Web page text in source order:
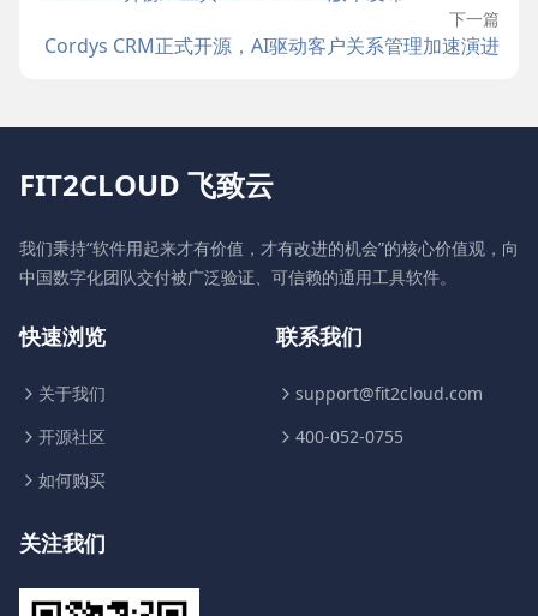
下一篇
Cordys CRM正式开源，AI驱动客户关系管理加速演进
FIT2CLOUD 飞致云
我们秉持“软件用起来才有价值，才有改进的机会”的核心价值观，向
中国数字化团队交付被广泛验证、可信赖的通用工具软件。
快速浏览
关于我们
开源社区
如何购买
联系我们
support@fit2cloud.com
400-052-0755
关注我们